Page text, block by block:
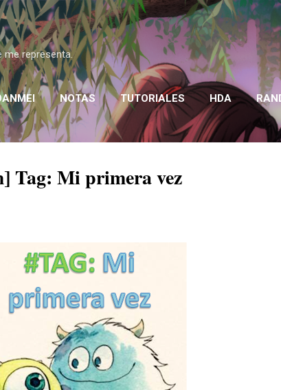
Ir al contenido principal
me representa.
NOTAS TUTORIALES HDA
Tag: Mi primera vez